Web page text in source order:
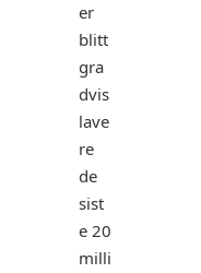
er
blitt
gra
dvis
lave
re
de
sist
e 20
milli